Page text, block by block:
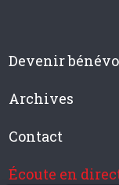
Devenir
Archives
Contact
Écoute en